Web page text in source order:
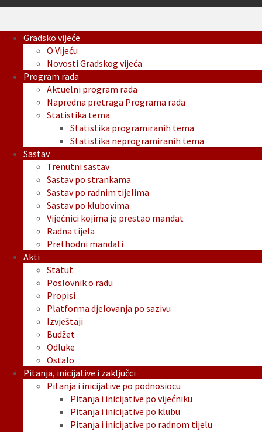
Gradsko vijeće
O Vijeću
Novosti Gradskog vijeća
Program rada
Aktuelni program rada
Napredna pretraga Programa rada
Statistika tema
Statistika programiranih tema
Statistika neprogramiranih tema
Sastav
Trenutni sastav
Sastav po strankama
Sastav po radnim tijelima
Sastav po klubovima
Vijećnici kojima je prestao mandat
Radna tijela
Prethodni mandati
Akti
Statut
Poslovnik o radu
Propisi
Platforma djelovanja po sazivu
Izvještaji
Budžet
Odluke
Ostalo
Pitanja, inicijative i zaključci
Pitanja i inicijative po podnosiocu
Pitanja i inicijative po vijećniku
Pitanja i inicijative po klubu
Pitanja i inicijative po radnom tijelu